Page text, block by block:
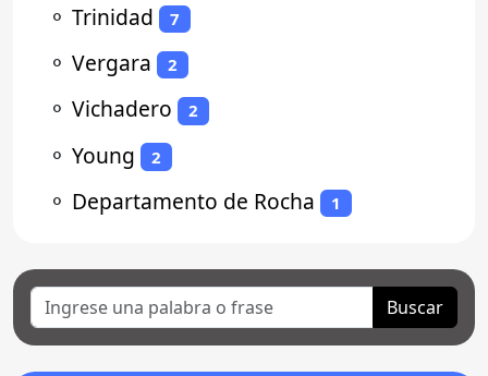
⚬ Trinidad 7
⚬ Vergara 2
⚬ Vichadero 2
⚬ Young 2
⚬ Departamento de Rocha 1
Buscar